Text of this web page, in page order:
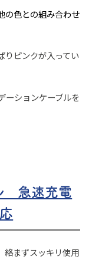
の色との組み合わせ
りピンクが入ってい
ーションケーブルを
急速充電
絡まずスッキリ使用